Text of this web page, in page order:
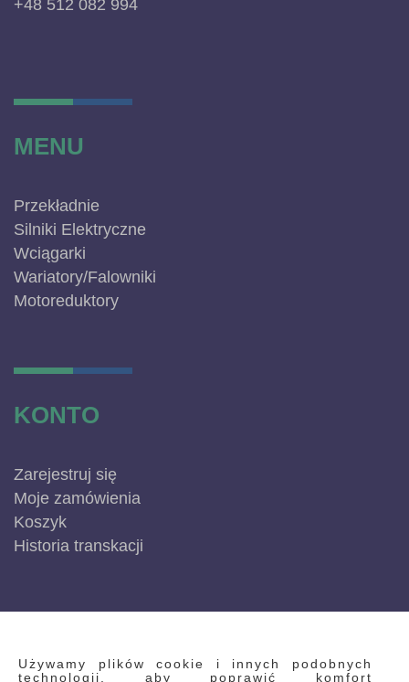
Używamy plików cookie i innych podobnych
technologii, aby poprawić komfort
+48 512 082 994
MENU
Przekładnie
Silniki Elektryczne
Wciągarki
Wariatory/Falowniki
Motoreduktory
KONTO
Zarejestruj się
Moje zamówienia
Koszyk
Historia transkacji
INFORMACJE